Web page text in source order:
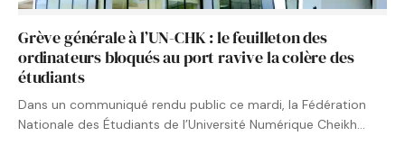
Grève générale à l’UN-CHK : le feuilleton des
ordinateurs bloqués au port ravive la colère des
étudiants
Dans un communiqué rendu public ce mardi, la Fédération
Nationale des Étudiants de l’Université Numérique Cheikh